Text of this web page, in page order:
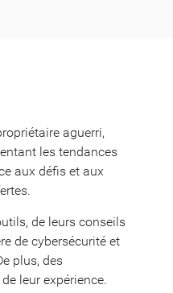
aguerri,
les tendances
aux défis et aux
de leurs conseils
de cybersécurité et
plus, des
leur expérience.